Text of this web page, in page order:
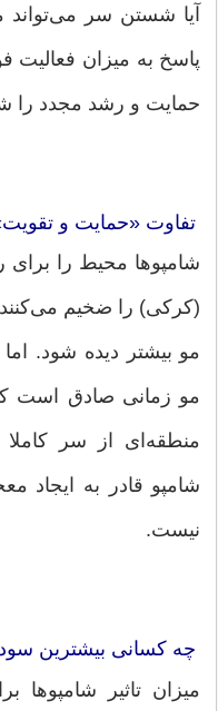
آیا شستن سر می‌تواند
پاسخ به میزان فعالیت
حمایت و رشد مجدد را
تفاوت «حمایت و
شامپوها محیط را برای
(کرکی) را ضخیم
مو بیشتر دیده شود.
مو زمانی صادق است که
منطقه‌ای از سر
شامپو قادر به ایجاد
نیست.
چه کسانی بیشترین
میزان تاثیر